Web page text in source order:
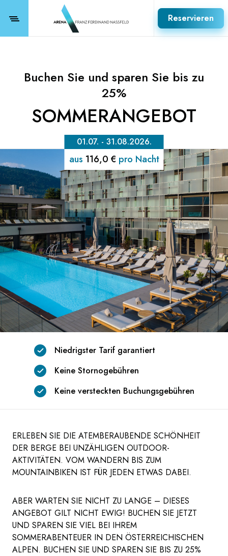
Reservieren
Buchen Sie und sparen Sie bis zu
25%
SOMMERANGEBOT
01.07. - 31.08.2026.
aus 116,0 € pro Nacht
Niedrigster Tarif garantiert
Keine Stornogebühren
Keine versteckten Buchungsgebühren
ERLEBEN SIE DIE ATEMBERAUBENDE SCHÖNHEIT
DER BERGE BEI UNZÄHLIGEN OUTDOOR-
AKTIVITÄTEN. VOM WANDERN BIS ZUM
MOUNTAINBIKEN IST FÜR JEDEN ETWAS DABEI.
ABER WARTEN SIE NICHT ZU LANGE – DIESES
ANGEBOT GILT NICHT EWIG! BUCHEN SIE JETZT
UND SPAREN SIE VIEL BEI IHREM
SOMMERABENTEUER IN DEN ÖSTERREICHISCHEN
ALPEN. BUCHEN SIE UND SPAREN SIE BIS ZU 25%